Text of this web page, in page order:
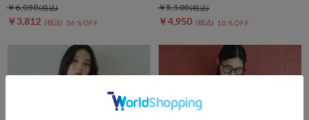
￥3,812 36％OFF
￥6,050
￥4,950 10％OFF
￥5,500